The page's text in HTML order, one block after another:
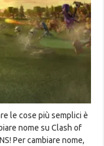
le cose più semplici è
nome su Clash of
Per cambiare nome,